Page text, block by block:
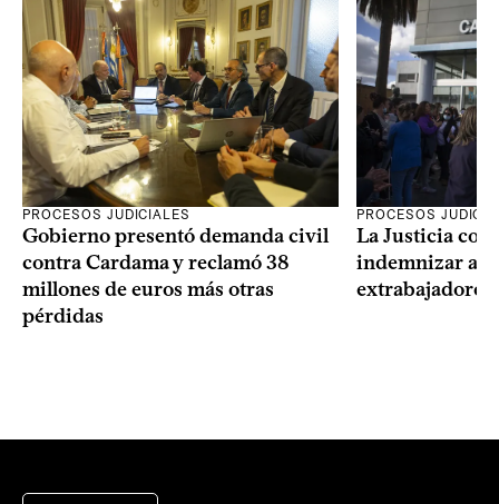
PROCESOS JUDICIALES
Gobierno presentó demanda civil
contra Cardama y reclamó 38
millones de euros más otras
pérdidas
PROCESOS
La Justicia
indemnizar a
extrabajadores